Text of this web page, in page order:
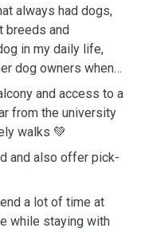
always had dogs,
breeds and
in my daily life,
dog owners when
and access to a
from the university
walks 💚
and also offer pick-
a lot of time at
while staying with